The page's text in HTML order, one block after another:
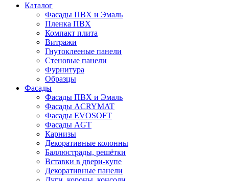
Каталог
Фасады ПВХ и Эмаль
Пленка ПВХ
Компакт плита
Витражи
Гнутоклееные панели
Стеновые панели
Фурнитура
Образцы
Фасады
Фасады ПВХ и Эмаль
Фасады ACRYMAT
Фасады EVOSOFT
Фасады AGT
Карнизы
Декоративные колонны
Баллюстрады, решётки
Вставки в двери-купе
Декоративные панели